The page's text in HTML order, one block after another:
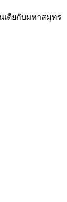
เดียกับมหาสมุทร